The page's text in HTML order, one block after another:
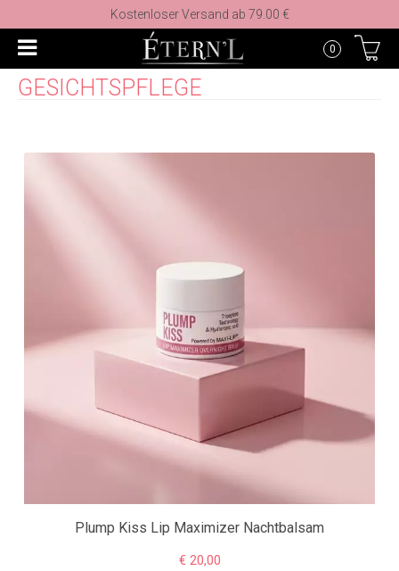
Kostenloser Versand ab 79.00 €
0
GESICHTSPFLEGE
Plump Kiss Lip Maximizer Nachtbalsam
€ 20,00